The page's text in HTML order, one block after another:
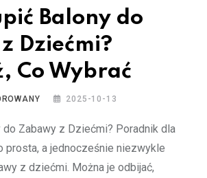
Balony do
Dziećmi?
Co Wybrać
2025-10-13
do Zabawy z Dziećmi? Poradnik dla
prosta, a jednocześnie niezwykle
z dziećmi. Można je odbijać,